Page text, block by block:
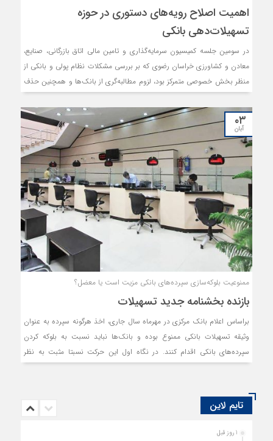
اهمیت اصلاح رویه‌های دستوری در حوزه
تسهیلات‌دهی بانکی
در سومین جلسه کمیسیون سرمایه‌گذاری و تامین مالی اتاق بازرگانی، صنایع،
معادن و کشاورزی خراسان رضوی که بر بررسی مشکلات نظام پولی و بانکی از
منظر بخش خصوصی متمرکز بود، لزوم مطالبه‌گری از بانک‌ها و همچنین حذف
نرخ‌های دستوری و کاهش میزان تسهیلات تکلیفی و ارائه تسهیلات به صنایع
استان مورد تاکید قرار گرفت.
۰۳
آبان
ممنوعیت بلوکه‌سازی سپرده‌های بانکی مزیت است یا معضل؟
بازنده بخشنامه جدید تسهیلات
براساس اعلام بانک مرکزی در مهرماه سال جاری، اخذ هرگونه سپرده به عنوان
وثیقه تسهیلات بانکی ممنوع بوده و بانک‌ها نباید نسبت به بلوکه کردن
سپرده‌های بانکی اقدام کنند. در نگاه اول این حرکت نسبتا مثبت به نظر
می‌‌رسد، اما در پس ماجرا می‌تواند به مرور زمان مشکلات بیشتری را ایجاد کند
آتی بانک با مشکل مواجه شده و آنان را به سمت استقراض از بانک مرکزی
سوق می‌دهد و در نتیجه آثار مخربی خواهد داشت. در ادامه به آثار منفی این
بخشنامه پرداخته خواهد شد.
تایم لاین
1 روز قبل